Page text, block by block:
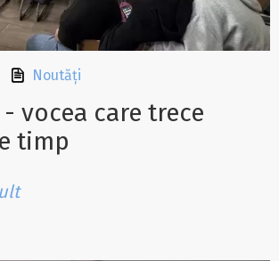
Noutăți
vocea care trece
timp